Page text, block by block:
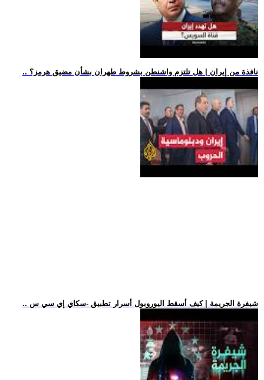
.. نافذة من إيران | هل تلتزم واشنطن بشروط طهران بشأن مضيق هرمز؟
.. شيفرة الجريمة | كيف أسقط اليوروبول أسرار تطبيق -سكاي إي سي س